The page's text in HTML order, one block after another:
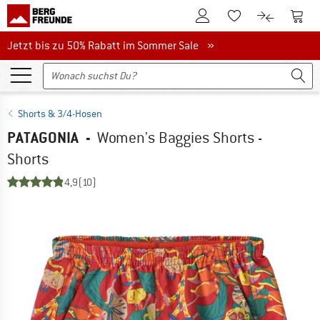
Zum KundenkontoZum Merkzettel.
Zum Zum
Jetzt bis zu 50% Rabatt im Sommer Sale
Jetzt bis zu 50% Rabatt im Sommer Sale »
Shorts & 3/4-Hosen
PATAGONIA - Women's Baggies Shorts -
Shorts
4,9(10)